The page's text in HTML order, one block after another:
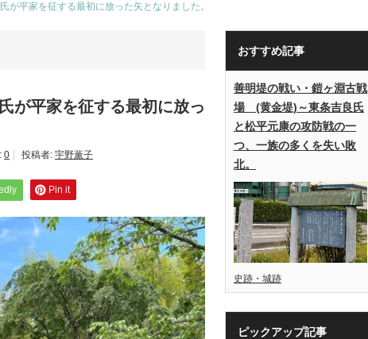
が平家を征する最初に放った矢となりました。
が平家を征する最初に放っ
0 投稿者: 宇野薫子
Pin it
おすすめ記事
善明堤の戦い・鎧ヶ淵古戦
場 (黄金堤)～東条吉良氏
と松平元康の攻防戦の一
つ、一族の多くを失い敗
北。
史跡・城跡
ピックアップ記事